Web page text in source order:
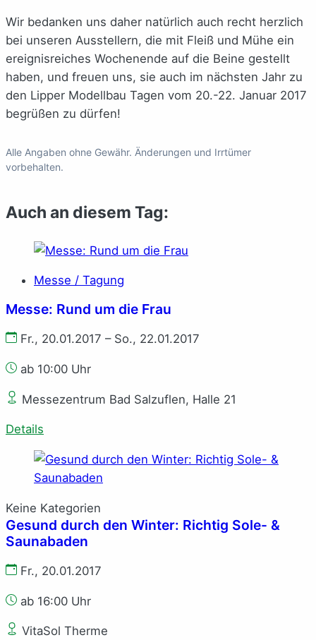
Wir bedanken uns daher natürlich auch recht herzlich
bei unseren Ausstellern, die mit Fleiß und Mühe ein
ereignisreiches Wochenende auf die Beine gestellt
haben, und freuen uns, sie auch im nächsten Jahr zu
den Lipper Modellbau Tagen vom 20.-22. Januar 2017
begrüßen zu dürfen!
Alle Angaben ohne Gewähr. Änderungen und Irrtümer
vorbehalten.
Auch an diesem Tag:
Messe / Tagung
Messe: Rund um die Frau
Fr., 20.01.2017 – So., 22.01.2017
ab 10:00 Uhr
Messezentrum Bad Salzuflen, Halle 21
Details
Keine Kategorien
Gesund durch den Winter: Richtig Sole- &
Saunabaden
Fr., 20.01.2017
ab 16:00 Uhr
VitaSol Therme